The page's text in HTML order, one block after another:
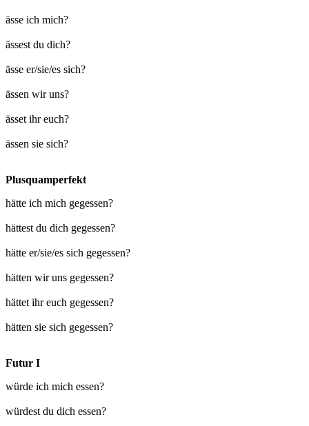
ässe ich mich?
ässest du dich?
ässe er/sie/es sich?
ässen wir uns?
ässet ihr euch?
ässen sie sich?
Plusquamperfekt
hätte ich mich gegessen?
hättest du dich gegessen?
hätte er/sie/es sich gegessen?
hätten wir uns gegessen?
hättet ihr euch gegessen?
hätten sie sich gegessen?
Futur I
würde ich mich essen?
würdest du dich essen?